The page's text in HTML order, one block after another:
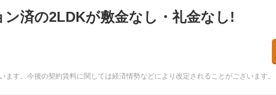
済の2LDKが敷金なし・礼金なし!
ます。 今後の契約賃料に関しては経済情勢などにより改定されることがございます。